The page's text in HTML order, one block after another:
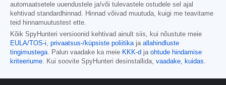
automaatsetele uuendustele ja/või tulevastele ostudele sel ajal
kehtivad standardhinnad. Hinnad võivad muutuda, kuigi me teavitame
teid hinnamuutustest ette.
Kõik SpyHunteri versioonid kehtivad ainult siis, kui nõustute meie
EULA/TOS-i, privaatsus-/küpsiste poliitikaja allahindluste
tingimustega. Palun vaadake ka meie KKK-d ja ohtude hindamise
kriteeriume. Kui soovite SpyHunteri desinstallida, vaadake, kuidas.